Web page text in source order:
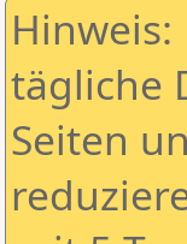
tägliche
Seiten